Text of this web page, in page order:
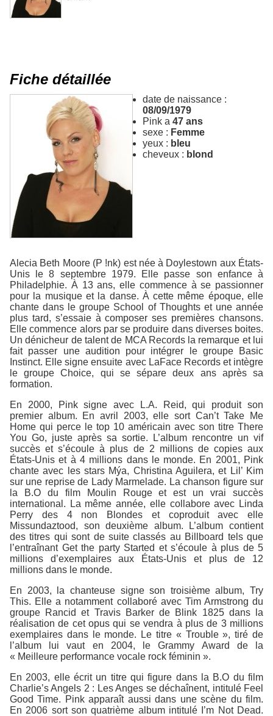
Fiche détaillée
date de naissance :
08/09/1979
Pink a 47 ans
sexe : Femme
yeux : bleu
cheveux : blond
Alecia Beth Moore (P !nk) est née à Doylestown aux États-
Unis le 8 septembre 1979. Elle passe son enfance à
Philadelphie. À 13 ans, elle commence à se passionner
pour la musique et la danse. À cette même époque, elle
chante dans le groupe School of Thoughts et une année
plus tard, s’essaie à composer ses premières chansons.
Elle commence alors par se produire dans diverses boites.
Un dénicheur de talent de MCA Records la remarque et lui
fait passer une audition pour intégrer le groupe Basic
Instinct. Elle signe ensuite avec LaFace Records et intègre
le groupe Choice, qui se sépare deux ans après sa
formation.
En 2000, Pink signe avec L.A. Reid, qui produit son
premier album. En avril 2003, elle sort Can’t Take Me
Home qui perce le top 10 américain avec son titre There
You Go, juste après sa sortie. L’album rencontre un vif
succès et s’écoule à plus de 2 millions de copies aux
États-Unis et à 4 millions dans le monde. En 2001, Pink
chante avec les stars Mýa, Christina Aguilera, et Lil’ Kim
sur une reprise de Lady Marmelade. La chanson figure sur
la B.O du film Moulin Rouge et est un vrai succès
international. La même année, elle collabore avec Linda
Perry des 4 non Blondes et coproduit avec elle
Missundaztood, son deuxième album. L’album contient
des titres qui sont de suite classés au Billboard tels que
l’entraînant Get the party Started et s’écoule à plus de 5
millions d’exemplaires aux États-Unis et plus de 12
millions dans le monde.
En 2003, la chanteuse signe son troisième album, Try
This. Elle a notamment collaboré avec Tim Armstrong du
groupe Rancid et Travis Barker de Blink 1825 dans la
réalisation de cet opus qui se vendra à plus de 3 millions
exemplaires dans le monde. Le titre « Trouble », tiré de
l’album lui vaut en 2004, le Grammy Award de la
« Meilleure performance vocale rock féminin ».
En 2003, elle écrit un titre qui figure dans la B.O du film
Charlie’s Angels 2 : Les Anges se déchaînent, intitulé Feel
Good Time. Pink apparaît aussi dans une scène du film.
En 2006 sort son quatrième album intitulé I’m Not Dead.